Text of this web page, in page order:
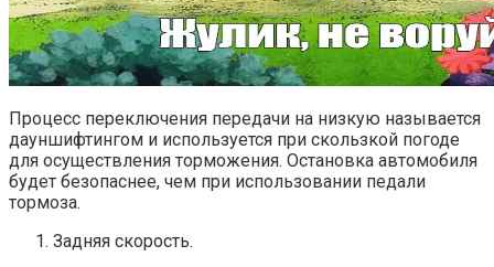
Процесс переключения передачи на низкую называется
дауншифтингом и используется при скользкой погоде
для осуществления торможения. Остановка автомобиля
будет безопаснее, чем при использовании педали
тормоза.
Задняя скорость.